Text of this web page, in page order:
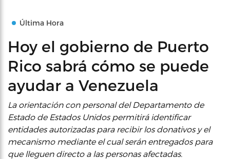
Última Hora
Hoy el gobierno de Puerto
Rico sabrá cómo se puede
ayudar a Venezuela
La orientación con personal del Departamento de
Estado de Estados Unidos permitirá identificar
entidades autorizadas para recibir los donativos y el
mecanismo mediante el cual serán entregados para
que lleguen directo a las personas afectadas.